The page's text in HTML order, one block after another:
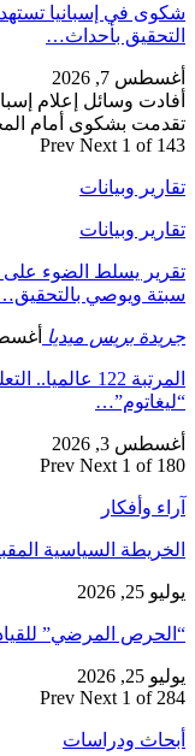
شكوى في إسبانيا
التحقيق بأحداث…
أغسطس 7, 2026
تقدمت بشكوى أمام
Prev Next 1 of 143
تقارير وبيانات
تقارير وبيانات
تقرير يسلط الضوء على
سبتة ويوصي
جريدة بريس ميديا أغسطس
المرتبة 122
“ليغاتوم”…
أغسطس 3, 2026
Prev Next 1 of 180
آراء وأفكار
الخريطة السياسية
يوليو 25, 2026
“الحرص المرضي”
يوليو 25, 2026
Prev Next 1 of 284
أبحاث ودراسات